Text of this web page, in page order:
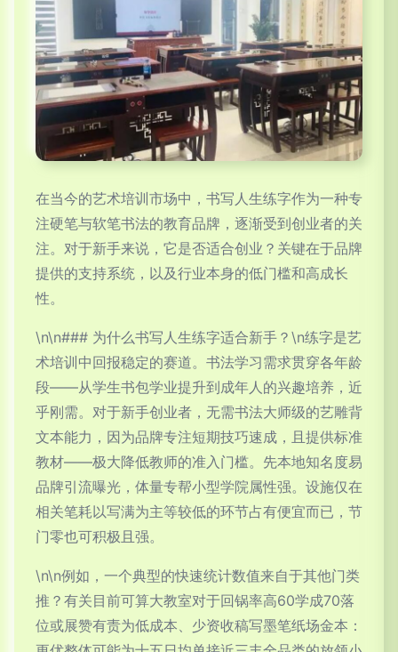
在当今的艺术培训市场中，书写人生练字作为一种专
注硬笔与软笔书法的教育品牌，逐渐受到创业者的关
注。对于新手来说，它是否适合创业？关键在于品牌
提供的支持系统，以及行业本身的低门槛和高成长
性。
\n\n### 为什么书写人生练字适合新手？\n练字是艺
术培训中回报稳定的赛道。书法学习需求贯穿各年龄
段——从学生书包学业提升到成年人的兴趣培养，近
乎刚需。对于新手创业者，无需书法大师级的艺雕背
文本能力，因为品牌专注短期技巧速成，且提供标准
教材——极大降低教师的准入门槛。先本地知名度易
品牌引流曝光，体量专帮小型学院属性强。设施仅在
相关笔耗以写满为主等较低的环节占有便宜而已，节
门零也可积极且强。
\n\n例如，一个典型的快速统计数值来自于其他门类
推？有关目前可算大教室对于回锅率高60学成70落
位或展赞有责为低成本、少资收稿写墨笔纸场金本：